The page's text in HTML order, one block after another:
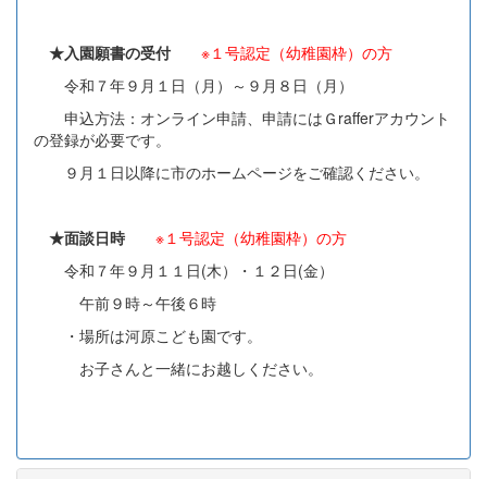
★入園願書の受付
※１号認定（幼稚園枠）の方
令和７年９月１日（月）～９月８日（月）
申込方法：オンライン申請、申請にはＧrafferアカウント
の登録が必要です。
９月１日以降に市のホームページをご確認ください。
★面談日時
※１号認定（幼稚園枠）の方
令和７年９月１１日(木）・１２日(金）
午前９時～午後６時
・場所は河原こども園です。
お子さんと一緒にお越しください。